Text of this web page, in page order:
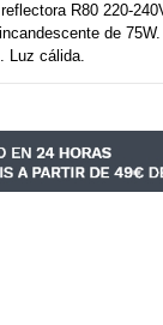
R80 220-
de
Luz cálida.